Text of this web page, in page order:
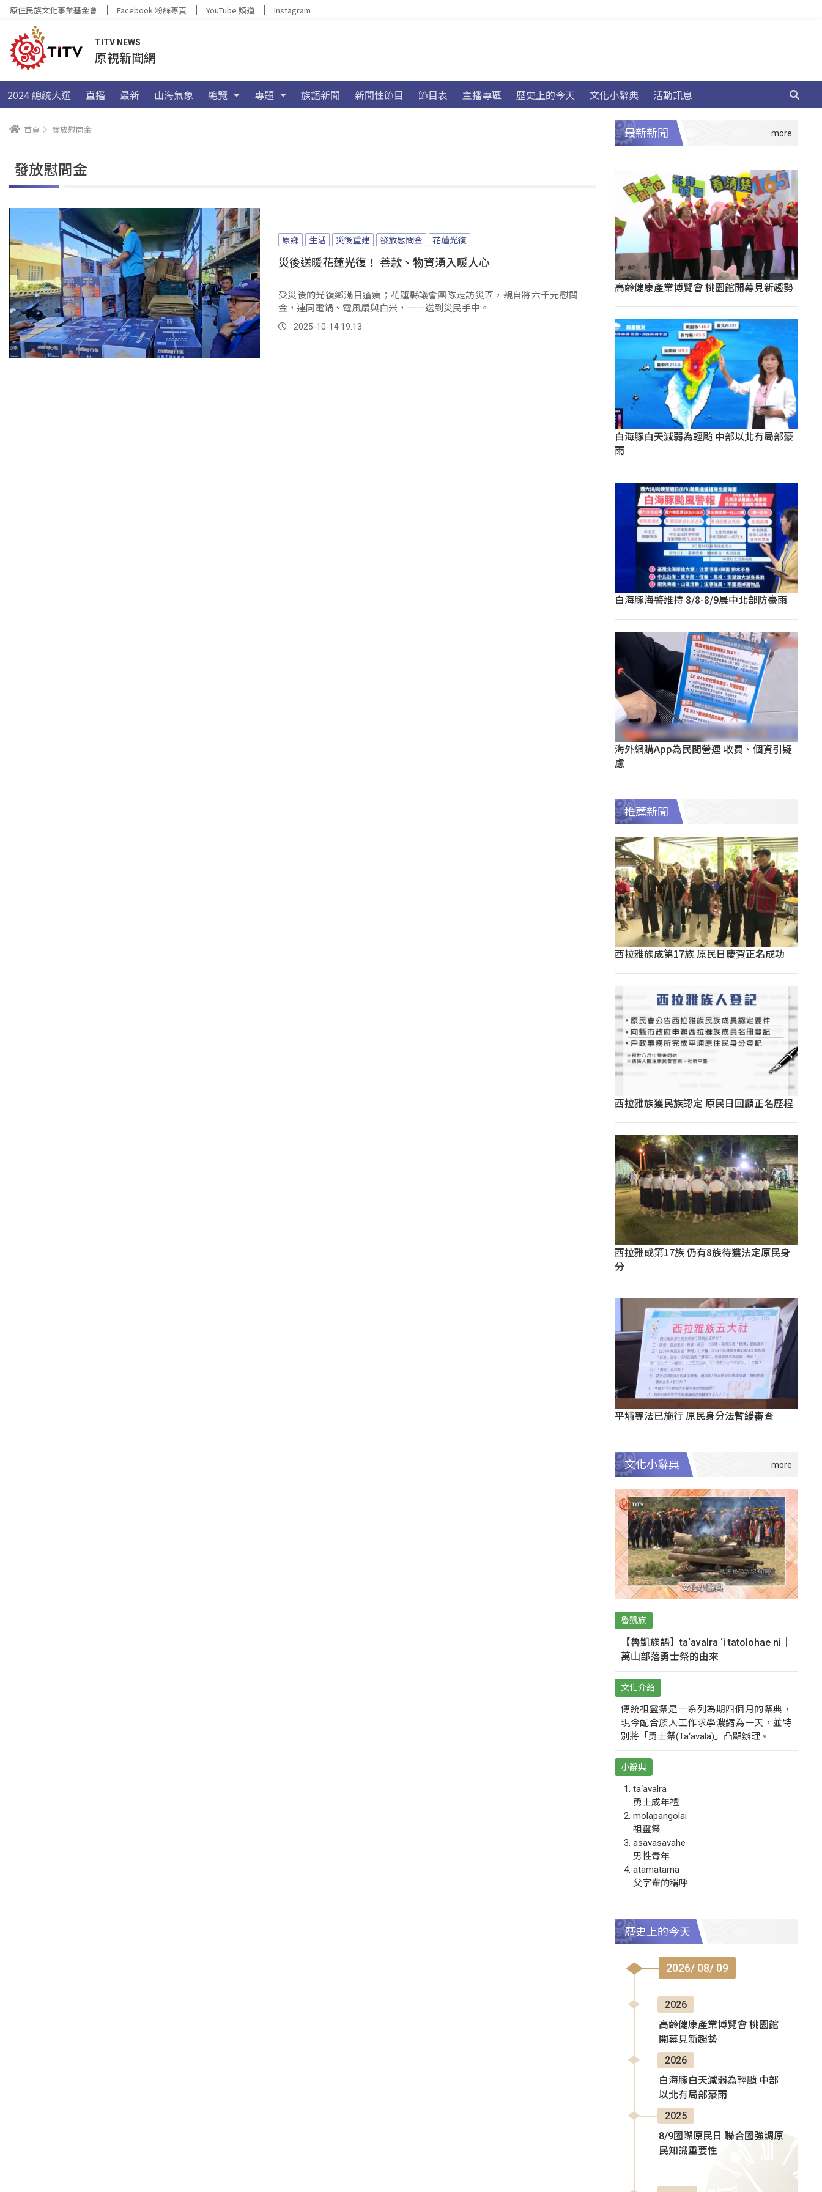
原住民族文化事業基金會 Facebook 粉絲專頁 YouTube 頻道 Instagram
TITV NEWS
原視新聞網
2024 總統大選 直播 最新 山海氣象 總覽 專題 族語新聞 新聞性節目 節目表 主播專區 歷史上的今天 文化小辭典 活動訊息
首頁 發放慰問金
發放慰問金
原鄉 生活 災後重建 發放慰問金 花蓮光復
災後送暖花蓮光復！ 善款、物資湧入暖人心
受災後的光復鄉滿目瘡痍；花蓮縣議會團隊走訪災區，親自將六千元慰問
金，連同電鍋、電風扇與白米，一一送到災民手中。
2025-10-14 19:13
最新新聞
高齡健康產業博覽會 桃園館開幕見新趨勢
白海豚白天減弱為輕颱 中部以北有局部豪
雨
白海豚海警維持 8/8-8/9晨中北部防豪雨
海外網購App為民間營運 收費、個資引疑
慮
推薦新聞
西拉雅族成第17族 原民日慶賀正名成功
西拉雅族獲民族認定 原民日回顧正名歷程
西拉雅成第17族 仍有8族待獲法定原民身
分
平埔專法已施行 原民身分法暫緩審查
文化小辭典
魯凱族
【魯凱族語】ta‘avalra ‘i tatolohae ni｜
萬山部落勇士祭的由來
文化介紹
傳統祖靈祭是一系列為期四個月的祭典，
現今配合族人工作求學濃縮為一天，並特
別將「勇士祭(Ta‘avala)」凸顯辦理。
小辭典
ta‘avalra
勇士成年禮
molapangolai
祖靈祭
asavasavahe
男性青年
atamatama
父字輩的稱呼
歷史上的今天
2026/ 08/ 09
2026
高齡健康產業博覽會 桃園館
開幕見新趨勢
2026
白海豚白天減弱為輕颱 中部
以北有局部豪雨
2025
8/9國際原民日 聯合國強調原
民知識重要性